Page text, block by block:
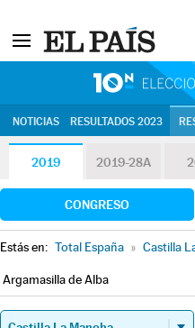
NOTICIAS RESULTADOS 2023
2019 2019-28A
CONGRESO
Estás en: Total España » Castilla
Argamasilla de Alba